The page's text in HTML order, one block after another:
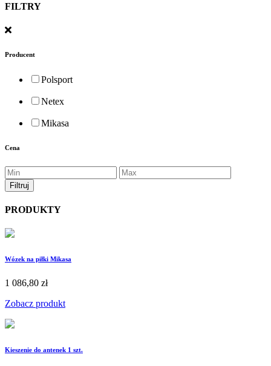
FILTRY
Producent
Polsport
Netex
Mikasa
Cena
PRODUKTY
Wózek na piłki Mikasa
1 086,80 zł
Zobacz produkt
Kieszenie do antenek 1 szt.